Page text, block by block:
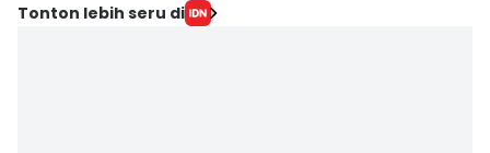
Tonton lebih seru di